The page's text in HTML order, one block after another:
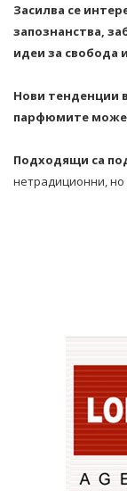
Засилва се
запознанства,
идеи за свобода
Нови тенденции
парфюмите може
Подходящи са
нетрадиционни, но